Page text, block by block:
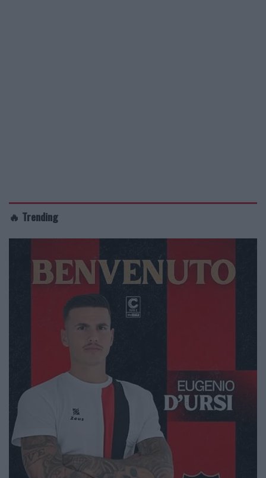
🔥 Trending